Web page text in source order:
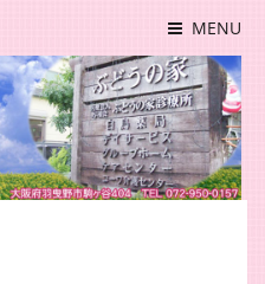
MENU